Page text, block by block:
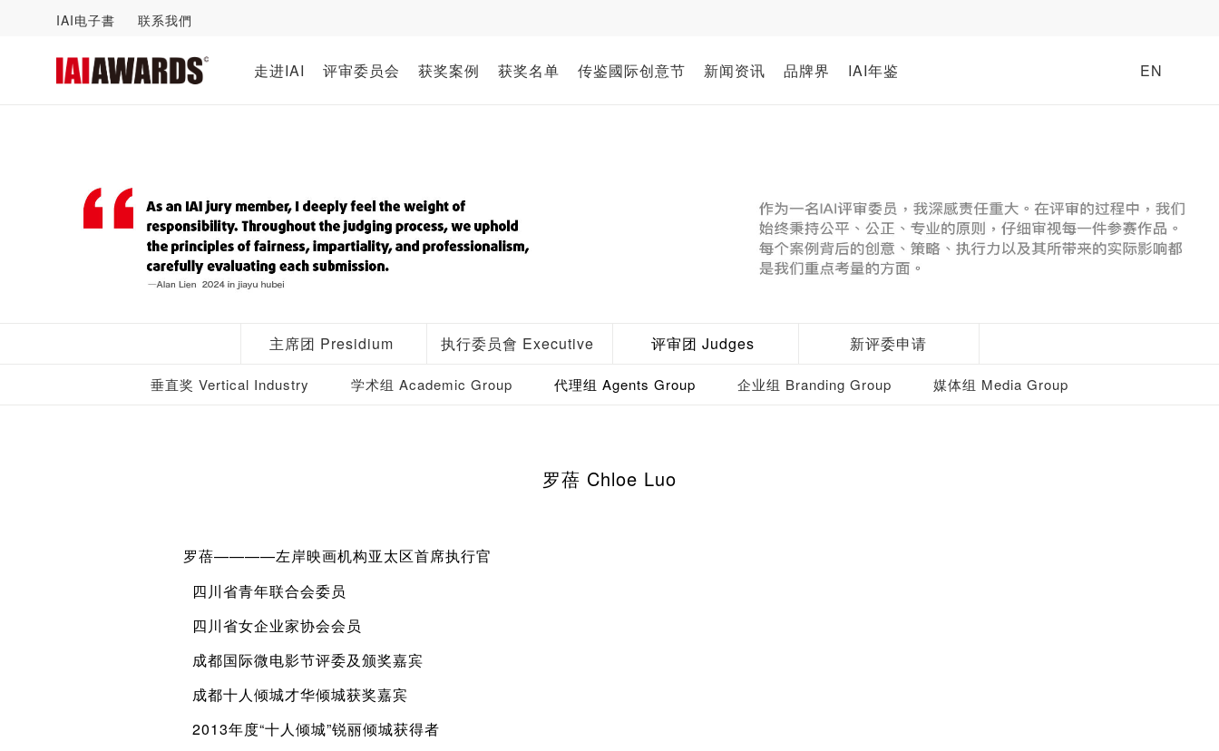
IAI电子書 联系我們
走进IAI 评审委员会 获奖案例 获奖名单 传鉴國际创意节 新闻资讯 品牌界 IAI年鉴 EN
主席团 Presidium 执行委员會 Executive 评审团 Judges 新评委申请
垂直奖 Vertical Industry 学术组 Academic Group 代理组 Agents Group 企业组 Branding Group 媒体组 Media Group
罗蓓 Chloe Luo
罗蓓————左岸映画机构亚太区首席执行官
四川省青年联合会委员
四川省女企业家协会会员
成都国际微电影节评委及颁奖嘉宾
成都十人倾城才华倾城获奖嘉宾
2013年度“十人倾城”锐丽倾城获得者